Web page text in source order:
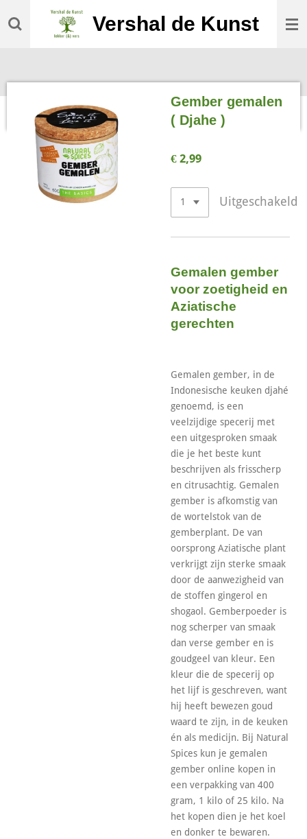
direct
Vershal de Kunst
Gember gemalen
( Djahe )
€ 2,99
Uitgeschakeld
Gemalen gember
voor zoetigheid en
Aziatische
gerechten
Gemalen gember, in de
Indonesische keuken djahé
genoemd, is een
veelzijdige specerij met
een uitgesproken smaak
die je het beste kunt
beschrijven als frisscherp
en citrusachtig. Gemalen
gember is afkomstig van
de wortelstok van de
gemberplant. De van
oorsprong Aziatische plant
verkrijgt zijn sterke smaak
door de aanwezigheid van
de stoffen gingerol en
shogaol. Gemberpoeder is
nog scherper van smaak
dan verse gember en is
goudgeel van kleur. Een
kleur die de specerij op
het lijf is geschreven, want
hij heeft bewezen goud
waard te zijn, in de keuken
én als medicijn. Bij Natural
Spices kun je gemalen
gember online kopen in
een verpakking van 400
gram, 1 kilo of 25 kilo. Na
het kopen dien je het koel
en donker te bewaren.